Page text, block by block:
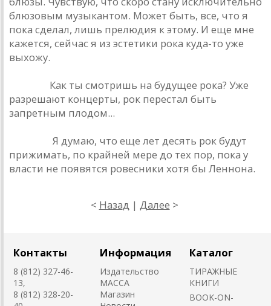
блюзовым музыкантом. Может быть, все, что я
пока сделал, лишь прелюдия к этому. И еще мне
кажется, сейчас я из эстетики рока куда-то уже
выхожу.
Как ты смотришь на будущее рока? Уже
разрешают концерты, рок перестал быть
запретным плодом...
Я думаю, что еще лет десять рок будут
прижимать, по крайней мере до тех пор, пока у
власти не появятся ровесники хотя бы Леннона.
< Назад | Далее >
Контакты
8 (812) 327-46-
13,
8 (812) 328-20-
Информация
Издательство
MACCA
Магазин
Каталог
ТИРАЖНЫЕ
КНИГИ
BOOK-ON-